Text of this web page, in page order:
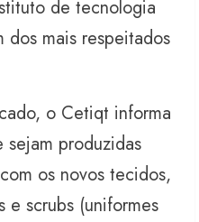
de tecnologia
dos mais respeitados
o Cetiqt informa
produzidas
os novos tecidos,
e scrubs (uniformes